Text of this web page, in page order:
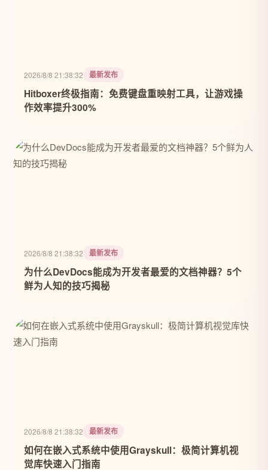
2026/8/8 21:38:32 最新发布
Hitboxer终极指南：免费键盘重映射工具，让游戏操
作效率提升300%
2026/8/8 21:38:32 最新发布
为什么DevDocs能成为开发者最爱的文档神器？5个
鲜为人知的技巧揭秘
2026/8/8 21:38:32 最新发布
如何在嵌入式系统中使用Grayskull：极简计算机视
觉库快速入门指南